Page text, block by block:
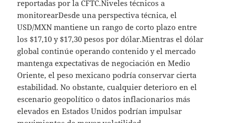
reportadas por la CFTC.Niveles técnicos a
monitorearDesde una perspectiva técnica, el
USD/MXN mantiene un rango de corto plazo entre
los $17,10 y $17,30 pesos por dólar.Mientras el dólar
global continúe operando contenido y el mercado
mantenga expectativas de negociación en Medio
Oriente, el peso mexicano podría conservar cierta
estabilidad. No obstante, cualquier deterioro en el
escenario geopolítico o datos inflacionarios más
elevados en Estados Unidos podrían impulsar